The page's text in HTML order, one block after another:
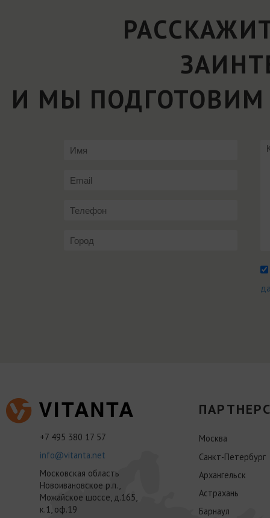
И МЫ ПОДГОТОВИМ
+7 495 380 17 57
info@vitanta.net
Московская область
Новоивановское р.п.,
Можайское шоссе, д.165,
к.1, оф.19
Москва
Санкт-Петербург
Архангельск
Астрахань
Барнаул